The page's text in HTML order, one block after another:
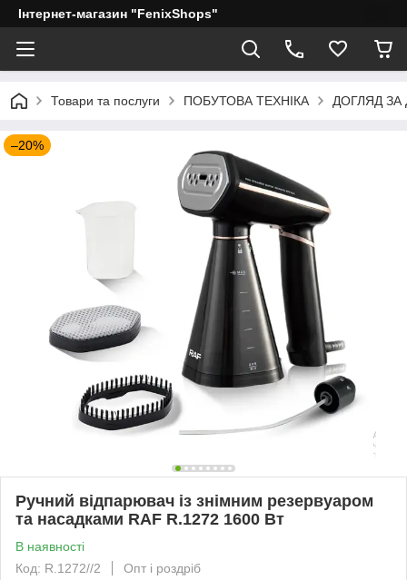
Інтернет-магазин "FenixShops"
Товари та послуги ПОБУТОВА ТЕХНІКА ДОГЛЯД
–20%
Ручний відпарювач із знімним резервуаром
та насадками RAF R.1272 1600 Вт
В наявності
Код: R.1272//2
Опт і роздріб